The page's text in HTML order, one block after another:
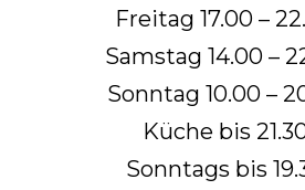
Freitag 17.00 –
Samstag 14.00 –
Sonntag 10.00 –
Küche bis
Sonntags bis